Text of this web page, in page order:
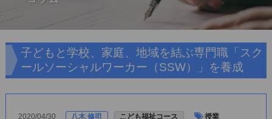
子どもと学校、家庭、地域を結ぶ専門職「スク
ールソーシャルワーカー（SSW）」を養成
2020/04/30 八木 修司 こども福祉コース 授業